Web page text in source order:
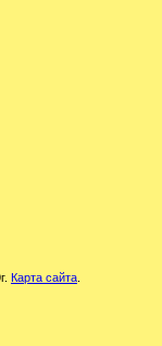
Карта сайта